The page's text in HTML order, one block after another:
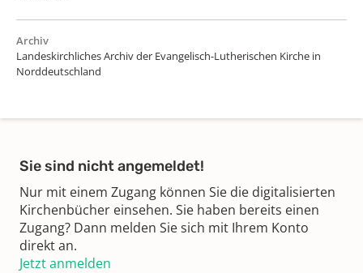
Archiv
Landeskirchliches Archiv der Evangelisch-Lutherischen Kirche in
Norddeutschland
Sie sind nicht angemeldet!
Nur mit einem Zugang können Sie die digitalisierten
Kirchenbücher einsehen. Sie haben bereits einen
Zugang? Dann melden Sie sich mit Ihrem Konto
direkt an.
Jetzt anmelden